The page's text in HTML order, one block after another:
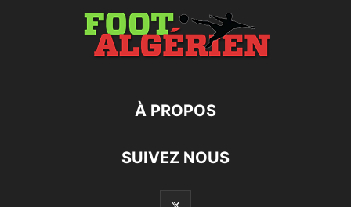
À PROPOS
SUIVEZ NOUS